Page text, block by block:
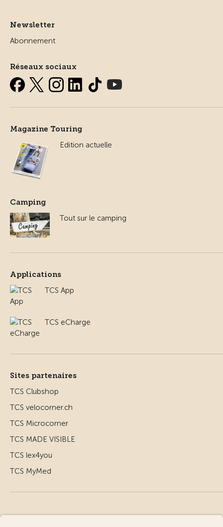
Newsletter
Abonnement
Réseaux sociaux
Magazine Touring
Edition actuelle
Camping
Tout sur le camping
Applications
TCS App
TCS eCharge
Sites partenaires
TCS Clubshop
TCS velocorner.ch
TCS Microcorner
TCS MADE VISIBLE
TCS lex4you
TCS MyMed